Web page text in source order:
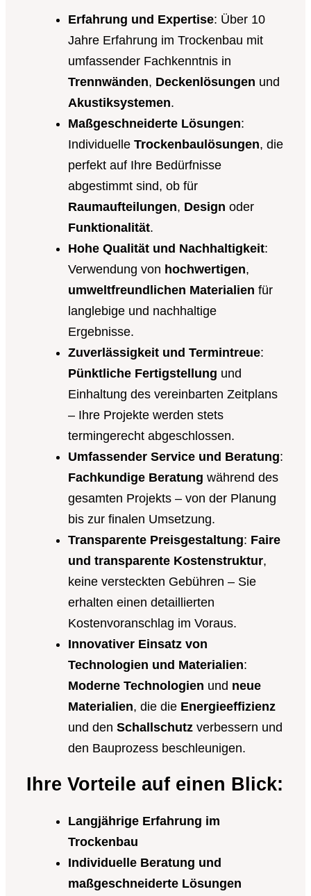
Erfahrung und Expertise: Über 10
Jahre Erfahrung im Trockenbau mit
umfassender Fachkenntnis in
Trennwänden, Deckenlösungen und
Akustiksystemen.
Maßgeschneiderte Lösungen:
Individuelle Trockenbaulösungen, die
perfekt auf Ihre Bedürfnisse
abgestimmt sind, ob für
Raumaufteilungen, Design oder
Funktionalität.
Hohe Qualität und Nachhaltigkeit:
Verwendung von hochwertigen,
umweltfreundlichen Materialien für
langlebige und nachhaltige
Ergebnisse.
Zuverlässigkeit und Termintreue:
Pünktliche Fertigstellung und
Einhaltung des vereinbarten Zeitplans
– Ihre Projekte werden stets
termingerecht abgeschlossen.
Umfassender Service und Beratung:
Fachkundige Beratung während des
gesamten Projekts – von der Planung
bis zur finalen Umsetzung.
Transparente Preisgestaltung: Faire
und transparente Kostenstruktur,
keine versteckten Gebühren – Sie
erhalten einen detaillierten
Kostenvoranschlag im Voraus.
Innovativer Einsatz von
Technologien und Materialien:
Moderne Technologien und neue
Materialien, die die Energieeffizienz
und den Schallschutz verbessern und
den Bauprozess beschleunigen.
Ihre Vorteile auf einen Blick:
Langjährige Erfahrung im
Trockenbau
Individuelle Beratung und
maßgeschneiderte Lösungen